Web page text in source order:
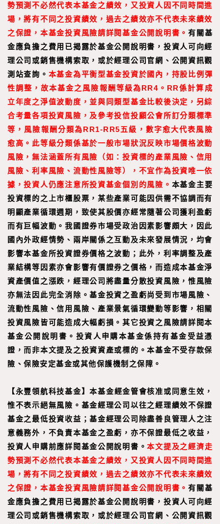
勢預測不必然代表本基金之績效，又投資人因不同時間進
場，將有不同之投資績效，過去之績效亦不代表未來績效
之保證，本基金投資風險請詳閱基金公開說明書。有關基
金應負擔之費用已揭露於基金公開說明書，投資人可向經
理公司或銷售機構索取，或於經理公司官網、公開資訊觀
測站查詢。 本基金為平衡型基金投資於國內，持股比例彈
性調整，故本基金之風險報酬等級為RR4。RR係計算成
立年度之淨值波動度，並與同類型基金比較後決定，另綜
合考量各項投資風險，及參考投信投顧公會所訂分類標準
等，風險報酬分類為RR1-RR5五級，數字愈大代表風險
愈高。此等級分類係基於一般市場狀況反映市場價格波動
風險，無法涵蓋所有風險（如：投資標的產業風險、信用
風險、利率風險、流動性風險等），不宜作為投資唯一依
據，投資人仍應注意所投資基金個別的風險。 本基金主要
投資標的之上市櫃股票，某些產業可能因供需不協調而有
明顯產業循環週期，致使其股價亦經常隨著公司獲利盈虧
而有巨幅波動。我國證券市場受政治因素影響頗大，因此
國內外政經情勢、兩岸關係之互動及未來發展情況，均會
影響本基金所投資證券價格之波動；此外，利率調整及產
業結構等因素亦會影響有價證券之價格，而造成本基金淨
資產價值之漲跌，經理公司將盡量分散投資風險，惟風險
亦無法因此完全消除。基金投資之盈虧尚受到市場風險、
流動性風險、信用風險、產業景氣循環變動等影響，相關
投資風險皆可能造成大幅虧損。其它投資之風險請詳閱本
基金公開說明書。投資人申購本基金係持有基金受益憑
證，而非本文提及之投資資產或標的。本基金不受存款保
險、保險安定基金或其他保護機制之保障。
【永豐領航科技基金】本基金經金管會核准或同意生效，
惟不表示絕無風險。基金經理公司以往之經理績效不保證
基金之最低投資收益；基金經理公司除盡善良管理人之注
意義務外，不負責本基金之盈虧，亦不保證最低之收益，
投資人申購前應詳閱基金公開說明書。本文提及之經濟走
勢預測不必然代表本基金之績效，又投資人因不同時間進
場，將有不同之投資績效，過去之績效亦不代表未來績效
之保證，本基金投資風險請詳閱基金公開說明書。有關基
金應負擔之費用已揭露於基金公開說明書，投資人可向經
理公司或銷售機構索取，或於經理公司官網、公開資訊觀